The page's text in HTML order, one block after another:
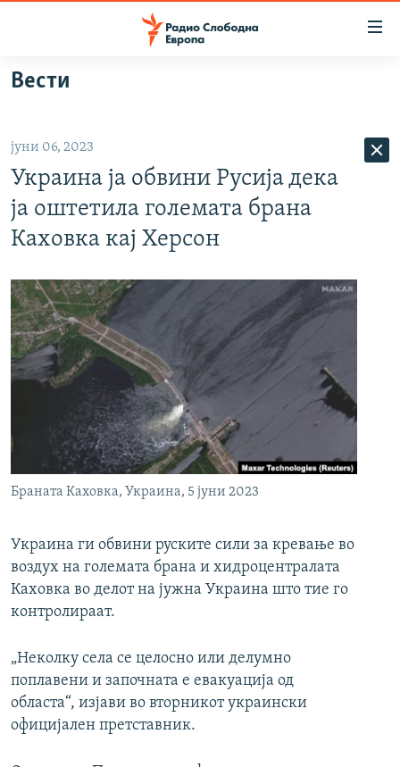
Оди
на
Оди
на
главната
навигација
Премини
на
ВИЗУЕЛНО
ВЕСТИ
ПРИЈАВИ СЕ ЗА ЊУЗЛЕТЕР
ПОДКАСТ ЗОШТО?
СЛЕДЕТЕ НЕ
РСЕ веб страници
Вести
јуни 06, 2023
Украина ја обвини Русија дека
ја оштетила големата брана
Каховка кај Херсон
Браната Каховка, Украина, 5 јуни 2023
Украина ги обвини руските сили за кревање во
воздух на големата брана и хидроцентралата
Каховка во делот на јужна Украина што тие го
контролираат.
„Неколку села се целосно или делумно
поплавени и започната е евакуација од
областа“, изјави во вторникот украински
официјален претставник.